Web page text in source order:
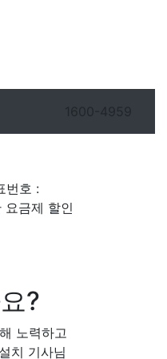
1600-4959
번호 :
금제 할인
?
노력하고
치 기사님